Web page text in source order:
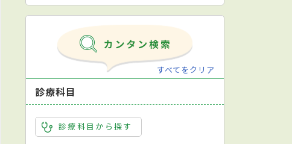
すべてをクリア
診療科目
診療科目から探す